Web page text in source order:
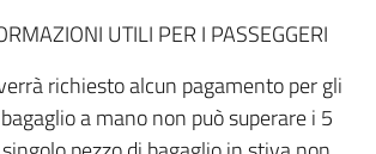
UTILI PER I PASSEGGERI
richiesto alcun pagamento per gli
a mano non può superare i 5